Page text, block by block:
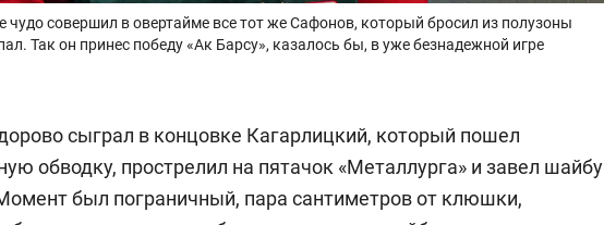
чудо совершил в овертайме все тот же Сафонов, который бросил из полузоны
Так он принес победу «Ак Барсу», казалось бы, в уже безнадежной игре
сыграл в концовке Кагарлицкий, который пошел
обводку, прострелил на пятачок «Металлурга» и завел шайбу
был пограничный, пара сантиметров от клюшки,